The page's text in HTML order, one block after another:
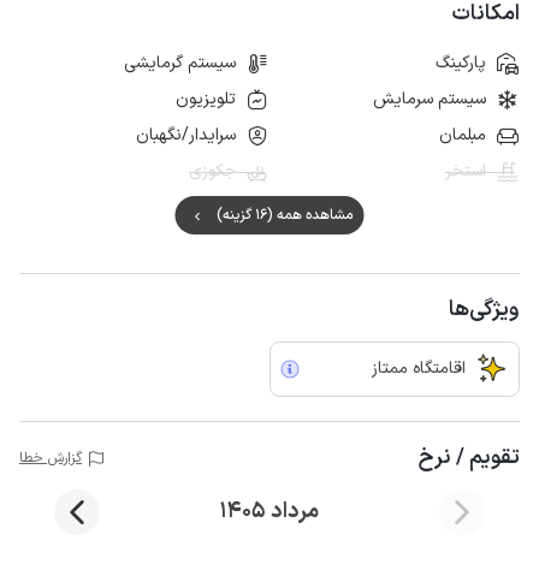
امکانات
پارکینگ
سیستم گرمایشی
سیستم سرمایش
تلویزیون
مبلمان
سرایدار/نگهبان
استخر
جکوزی
مشاهده همه (16 گزینه)
ویژگی‌ها
اقامتگاه ممتاز
تقویم / نرخ گزارش خطا
مرداد 1405